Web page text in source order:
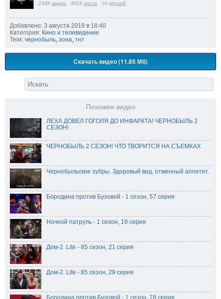
2348 видео 3024 поста 10 друзей
Добавлено: 3 августа 2019 в 18:40
Категория: Кино и телевидение
Теги: чернобыль, зона, тнт
Скачать видео (11.85 Мб)
Похожее видео
ЛЕХА ДОВЕЛ ГОГОЛЯ ДО ИНФАРКТА! ЧЕРНОБЫЛЬ 2
СЕЗОН!
ЧЕРНОБЫЛЬ 2 СЕЗОН! ЧТО ТВОРИТСЯ НА СЪЕМКАХ
Чернобыльские зубры. Здоровый вид, отменный аппетит.
Бородина против Бузовой - 1 сезон, 57 серия
Ночной патруль - 1 сезон, 19 серия
Дом-2. Lite - 85 сезон, 21 серия
Дом-2. Lite - 85 сезон, 29 серия